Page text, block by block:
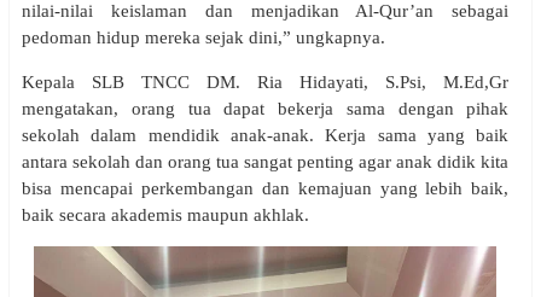
nilai-nilai keislaman dan menjadikan Al-Qur’an sebagai
pedoman hidup mereka sejak dini,” ungkapnya.
Kepala SLB TNCC DM. Ria Hidayati, S.Psi, M.Ed,Gr
mengatakan, orang tua dapat bekerja sama dengan pihak
sekolah dalam mendidik anak-anak. Kerja sama yang baik
antara sekolah dan orang tua sangat penting agar anak didik kita
bisa mencapai perkembangan dan kemajuan yang lebih baik,
baik secara akademis maupun akhlak.